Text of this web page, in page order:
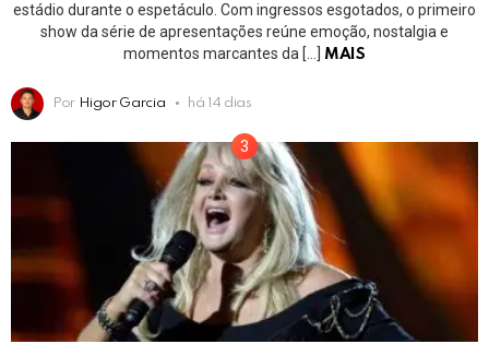
estádio durante o espetáculo. Com ingressos esgotados, o primeiro
show da série de apresentações reúne emoção, nostalgia e
momentos marcantes da […]
MAIS
Por Higor Garcia há 14 dias